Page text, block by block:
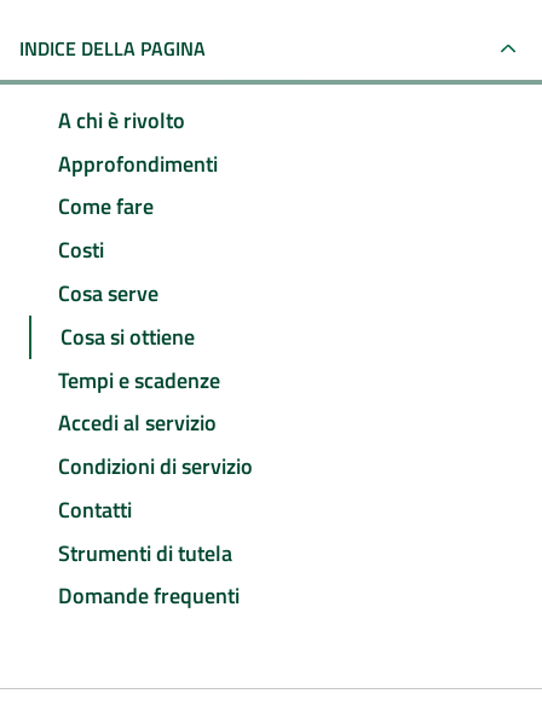
INDICE DELLA PAGINA
A chi è rivolto
Approfondimenti
Come fare
Costi
Cosa serve
Cosa si ottiene
Tempi e scadenze
Accedi al servizio
Condizioni di servizio
Contatti
Strumenti di tutela
Domande frequenti